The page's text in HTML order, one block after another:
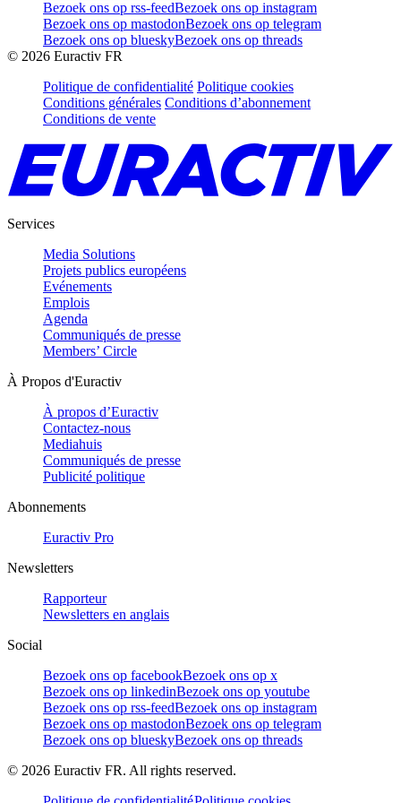
Bezoek ons op rss-feedBezoek ons op instagram
Bezoek ons op mastodonBezoek ons op telegram
Bezoek ons op blueskyBezoek ons op threads
© 2026 Euractiv FR
Politique de confidentialité Politique cookies
Conditions générales Conditions d’abonnement
Conditions de vente
Services
Media Solutions
Projets publics européens
Evénements
Emplois
Agenda
Communiqués de presse
Members’ Circle
À Propos d'Euractiv
À propos d’Euractiv
Contactez-nous
Mediahuis
Communiqués de presse
Publicité politique
Abonnements
Euractiv Pro
Newsletters
Rapporteur
Newsletters en anglais
Social
Bezoek ons op facebookBezoek ons op x
Bezoek ons op linkedinBezoek ons op youtube
Bezoek ons op rss-feedBezoek ons op instagram
Bezoek ons op mastodonBezoek ons op telegram
Bezoek ons op blueskyBezoek ons op threads
© 2026 Euractiv FR. All rights reserved.